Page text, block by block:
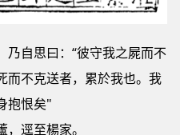
乃自思曰：“彼守我之屍而不
而不克送者，累於我也。我
抱恨矣"
逕至楊家。